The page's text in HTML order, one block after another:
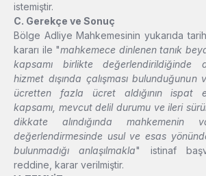
istemiştir.
C. Gerekçe ve Sonuç
Bölge Adliye Mahkemesinin yukarıda
kararı ile "mahkemece dinlenen tanık
kapsamı birlikte değerlendirildiğinde
hizmet dışında çalışması
ücretten fazla ücret aldığının ispat
kapsamı, mevcut delil durumu ve ileri
dikkate alındığında mahkemenin
değerlendirmesinde usul ve esas
bulunmadığı anlaşılmakla" istinaf
reddine, karar verilmiştir.